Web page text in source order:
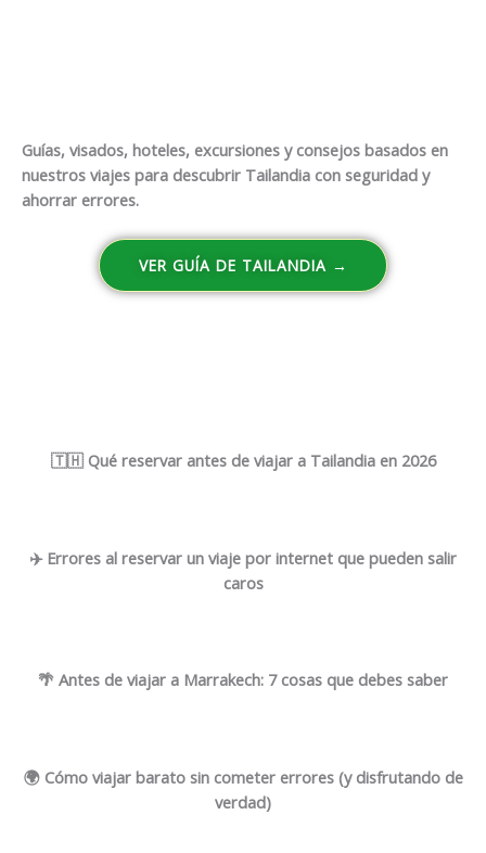
Guías, visados, hoteles, excursiones y consejos basados en
nuestros viajes para descubrir Tailandia con seguridad y
ahorrar errores.
VER GUÍA DE TAILANDIA →
🇹🇭 Qué reservar antes de viajar a Tailandia en 2026
✈️ Errores al reservar un viaje por internet que pueden salir
caros
🌴 Antes de viajar a Marrakech: 7 cosas que debes saber
🌍 Cómo viajar barato sin cometer errores (y disfrutando de
verdad)